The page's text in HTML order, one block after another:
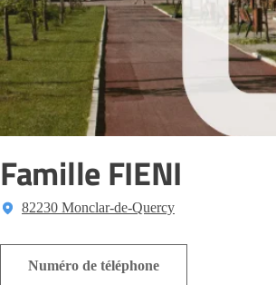
Famille FIENI
82230 Monclar-de-Quercy
Numéro de téléphone